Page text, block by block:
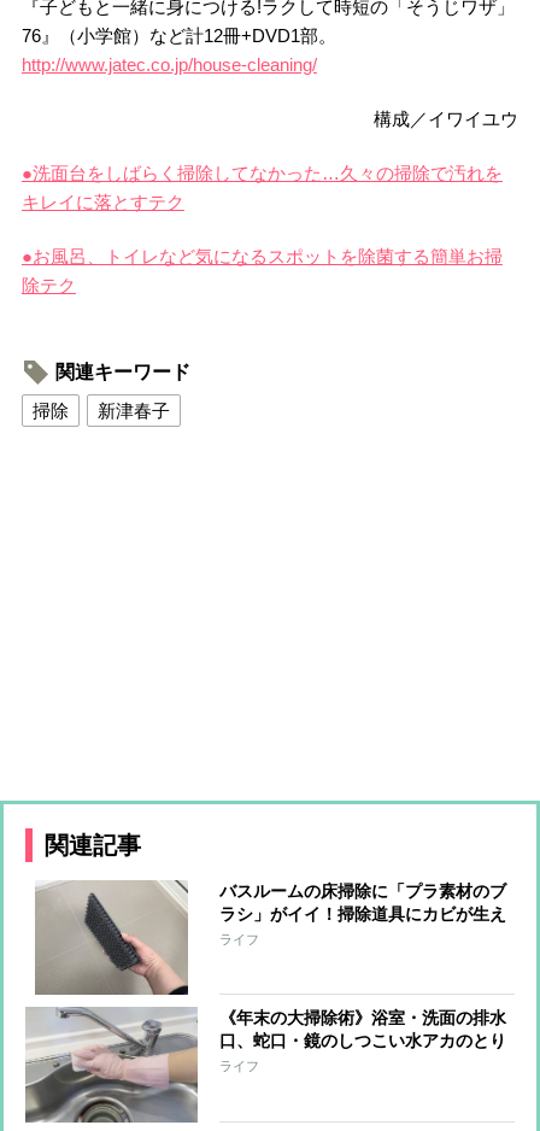
『子どもと一緒に身につける!ラクして時短の「そうじワザ」
76』（小学館）など計12冊+DVD1部。
http://www.jatec.co.jp/house-cleaning/
構成／イワイユウ
●洗面台をしばらく掃除してなかった…久々の掃除で汚れを
キレイに落とすテク
●お風呂、トイレなど気になるスポットを除菌する簡単お掃
除テク
関連キーワード
掃除
新津春子
関連記事
バスルームの床掃除に「プラ素材のブ
ラシ」がイイ！掃除道具にカビが生え
る心配もなくなりそう…【本日のお気
ライフ
《年末の大掃除術》浴室・洗面の排水
口、蛇口・鏡のしつこい水アカのとり
方をプロがレクチャー「アルカリ性洗
ライフ